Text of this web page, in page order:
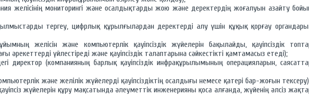
желісінің мониторингі және осалдықтарды жою және деректердің жоғалуын азайту
тергеу, цифрлық құрылғылардан деректерді алу үшін құқық қорғау
желісін және компьютерлік қауіпсіздік жүйелерін бақылайды, қауіпсіздік
әрекеттерді үйлестіреді және қауіпсіздік талаптарына сәйкестікті қамтамасыз етеді);
директор (компанияның барлық қауіпсіздік инфрақұрылымының операцияларын,
және желілік жүйелерді қауіпсіздіктің осалдығы немесе қатері бар-жоғын
жүйелерін құру мақсатында әлеуметтік инженерияны қоса алғанда, жүйенің әлсіз